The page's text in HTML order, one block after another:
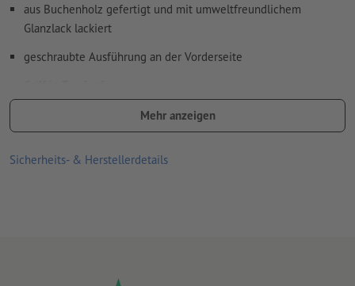
aus Buchenholz gefertigt und mit umweltfreundlichem
Glanzlack lackiert
geschraubte Ausführung an der Vorderseite
Die Stempel sind in verschiedensten Größen erhältlich, von
Rechteckig bis Rund
Mehr anzeigen
Sicherheits- & Herstellerdetails